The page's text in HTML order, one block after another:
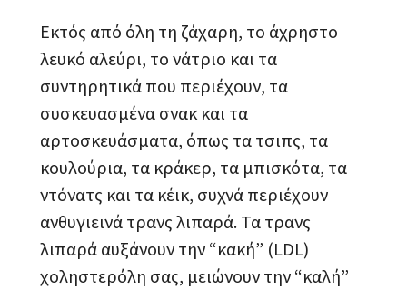
Εκτός από όλη τη ζάχαρη, το άχρηστο
λευκό αλεύρι, το νάτριο και τα
συντηρητικά που περιέχουν, τα
συσκευασμένα σνακ και τα
αρτοσκευάσματα, όπως τα τσιπς, τα
κουλούρια, τα κράκερ, τα μπισκότα, τα
ντόνατς και τα κέικ, συχνά περιέχουν
ανθυγιεινά τρανς λιπαρά. Τα τρανς
λιπαρά αυξάνουν την “κακή” (LDL)
χοληστερόλη σας, μειώνουν την “καλή”